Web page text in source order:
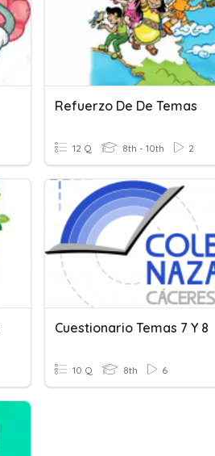
Refuerzo De De Temas
12 Q 8th - 10th 2
Cuestionario Temas 7 Y 8
10 Q 8th 6